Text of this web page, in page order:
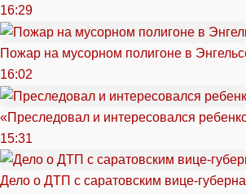
16:29
Пожар на мусорном полигоне в
16:02
«Преследовал и интересовался
15:31
Дело о ДТП с саратовским вице-